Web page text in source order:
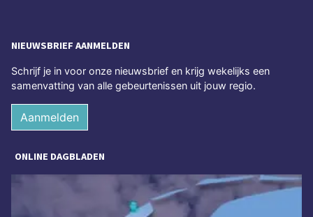
NIEUWSBRIEF AANMELDEN
Schrijf je in voor onze nieuwsbrief en krijg wekelijks een
samenvatting van alle gebeurtenissen uit jouw regio.
Aanmelden
ONLINE DAGBLADEN